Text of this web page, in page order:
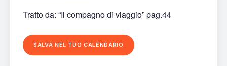
Tratto da: “Il compagno di viaggio” pag.44
SALVA NEL TUO CALENDARIO